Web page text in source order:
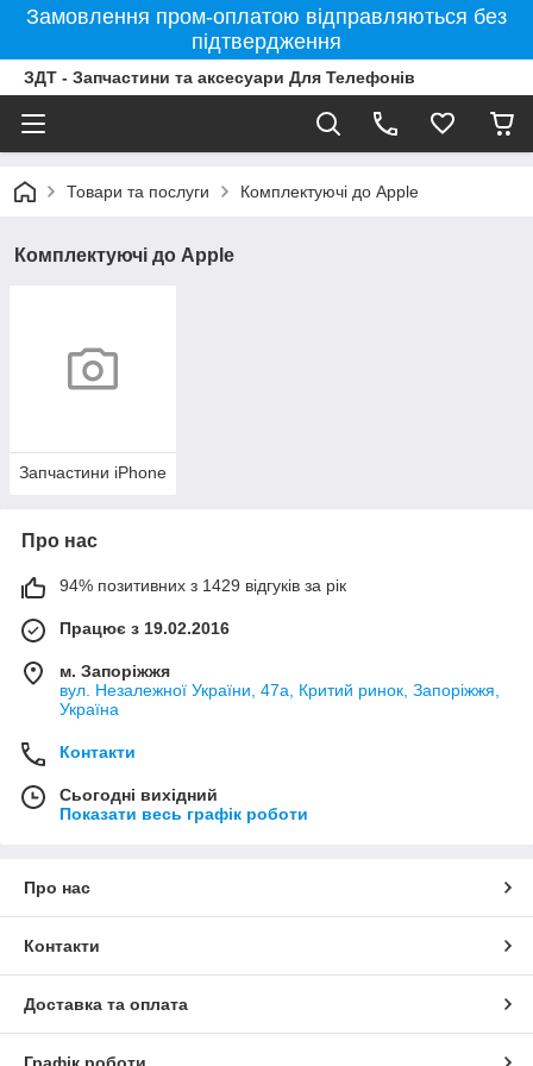
Замовлення пром-оплатою відправляються без
підтвердження
ЗДТ - Запчастини та аксесуари Для Телефонів
Товари та послуги Комплектуючі до Apple
Комплектуючі до Apple
Запчастини iPhone
Про нас
94% позитивних з 1429 відгуків за рік
Працює з 19.02.2016
м. Запоріжжя
вул. Незалежної України, 47а, Критий ринок, Запоріжжя,
Україна
Контакти
Сьогодні вихідний
Показати весь графік роботи
Про нас
Контакти
Доставка та оплата